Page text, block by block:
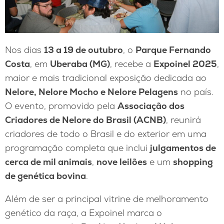
Nos dias 13 a 19 de outubro, o Parque Fernando
Costa, em Uberaba (MG), recebe a Expoinel 2025,
maior e mais tradicional exposição dedicada ao
Nelore, Nelore Mocho e Nelore Pelagens no país.
O evento, promovido pela Associação dos
Criadores de Nelore do Brasil (ACNB), reunirá
criadores de todo o Brasil e do exterior em uma
programação completa que inclui julgamentos de
cerca de mil animais, nove leilões e um shopping
de genética bovina.
Além de ser a principal vitrine de melhoramento
genético da raça, a Expoinel marca o